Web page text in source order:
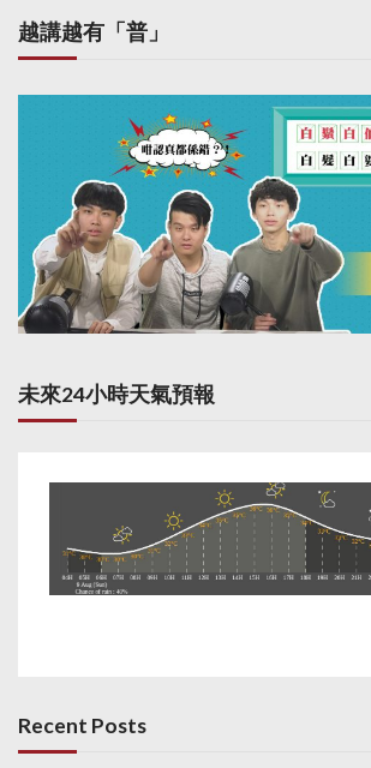
越講越有「普」
未來24小時天氣預報
Recent Posts